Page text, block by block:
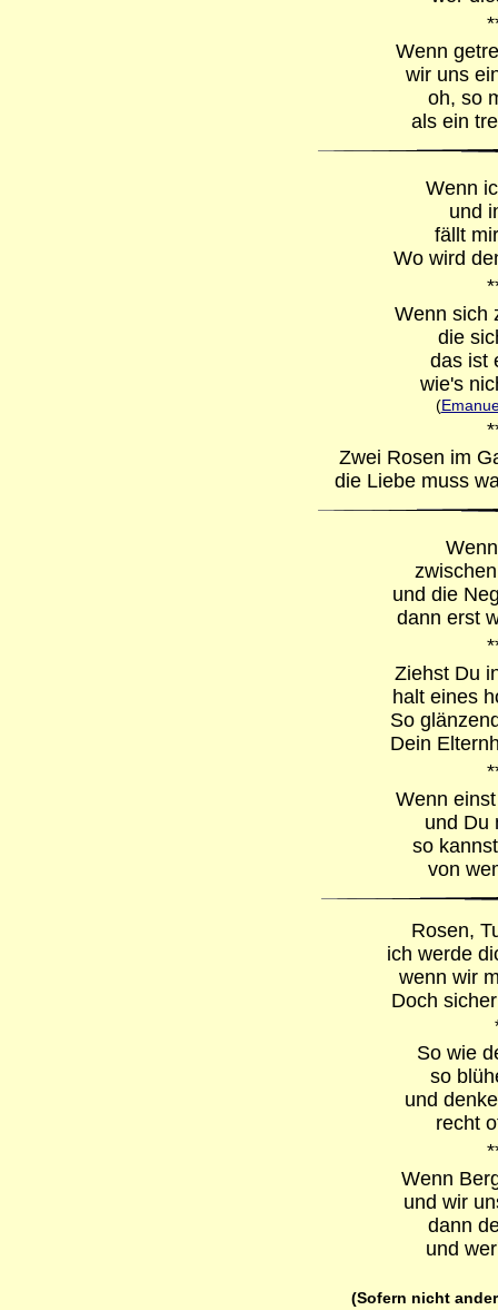
Wenn
wir uns
oh, so
als ein
Wenn
und
fällt
Wo wird
Wenn sich
die
das ist
wie's
(
Zwei Rosen im
die Liebe muss
und die
dann erst
Ziehst Du
halt eines
So
Dein
Wenn
und Du
so
von
Rosen,
ich werde
wenn wir
Doch
So wie
so
und
recht
Wenn
und wir
dann
und
(Sofern nicht